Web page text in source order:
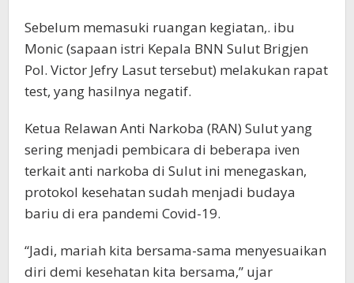
Sebelum memasuki ruangan kegiatan,. ibu
Monic (sapaan istri Kepala BNN Sulut Brigjen
Pol. Victor Jefry Lasut tersebut) melakukan rapat
test, yang hasilnya negatif.
Ketua Relawan Anti Narkoba (RAN) Sulut yang
sering menjadi pembicara di beberapa iven
terkait anti narkoba di Sulut ini menegaskan,
protokol kesehatan sudah menjadi budaya
bariu di era pandemi Covid-19.
“Jadi, mariah kita bersama-sama menyesuaikan
diri demi kesehatan kita bersama,” ujar